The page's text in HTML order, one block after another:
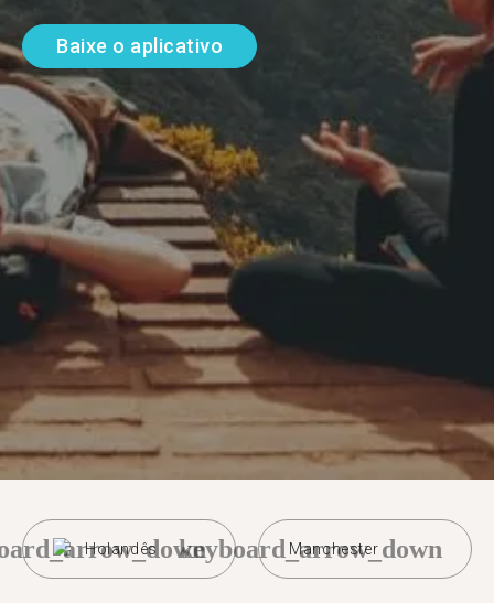
Baixe o aplicativo
Holandês Manchester
keyboard_arrow_down